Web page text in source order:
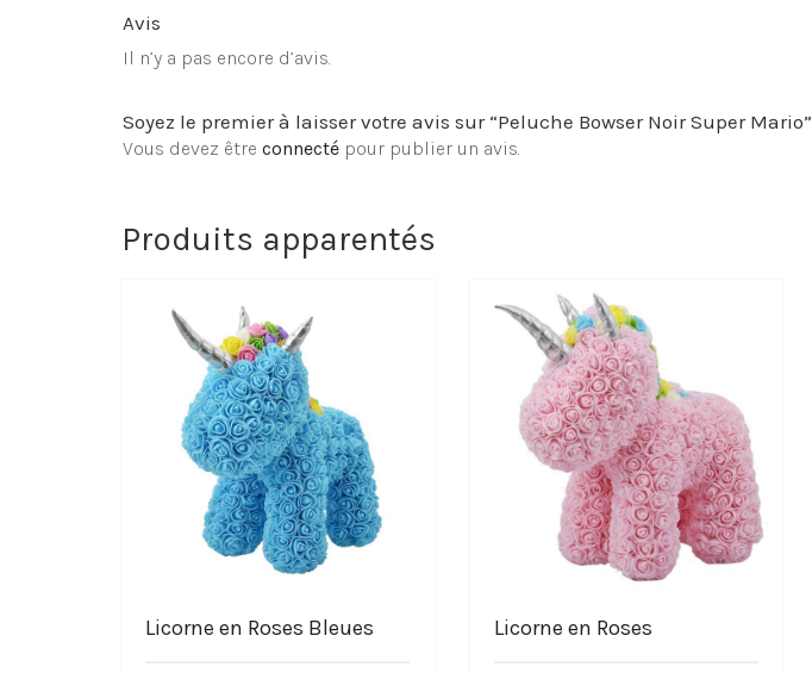
Avis
Il n’y a pas encore d’avis.
Soyez le premier à laisser votre avis sur “Peluche Bowser Noir Super Mario”
Vous devez être connecté pour publier un avis.
Produits apparentés
Licorne en Roses Bleues Licorne en Roses